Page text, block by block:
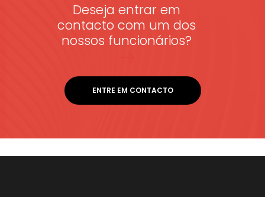
Deseja entrar em
contacto com um dos
nossos funcionários?
ENTRE EM CONTACTO